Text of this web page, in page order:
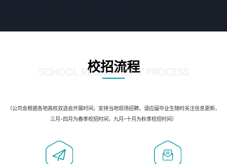
校招流程
SCHOOL RECRUIMENT PROCESS
（公司会根据各地高校双选会开展时间，安排当地现场招聘，请应届毕业生随时关注信息更新，
三月-四月为春季校招时间，九月-十月为秋季校招时间）